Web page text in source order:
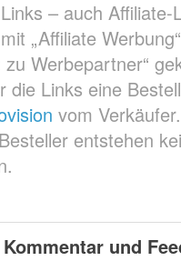
– auch Affiliate-
„Affiliate
zu Werbepartner“
die Links eine
vom
entstehen
und